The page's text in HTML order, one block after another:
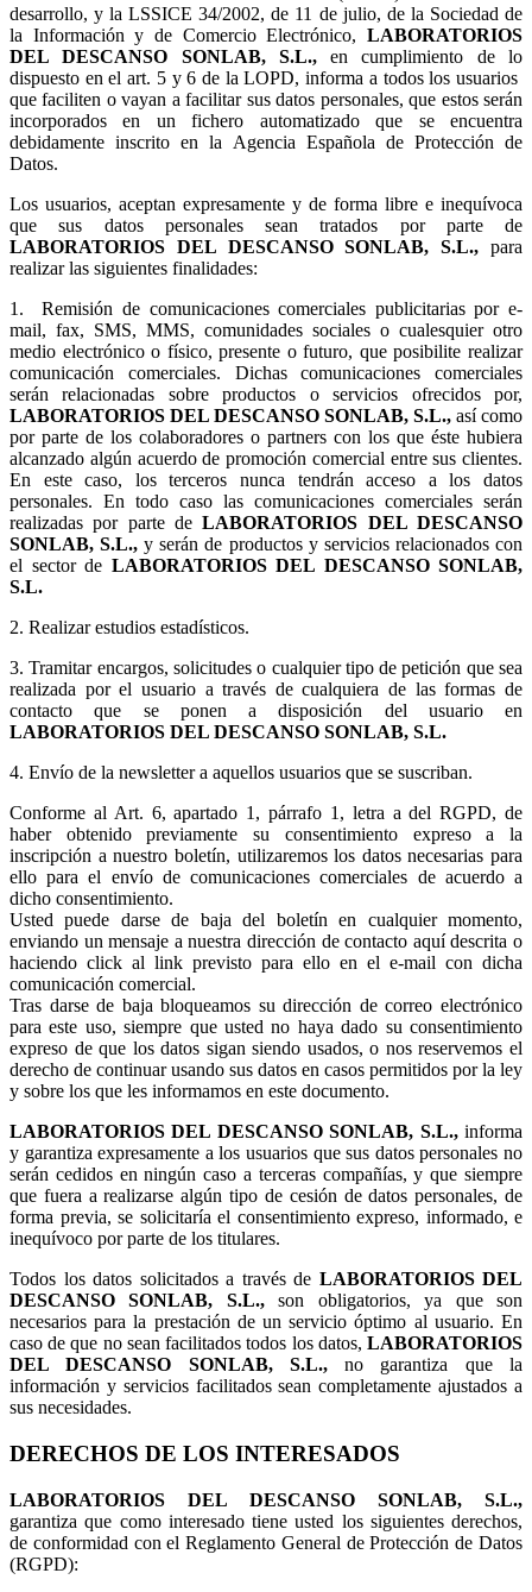
desarrollo, y la LSSICE 34/2002, de 11 de julio, de la Sociedad de
la Información y de Comercio Electrónico, LABORATORIOS
DEL DESCANSO SONLAB, S.L.,en cumplimiento de lo
dispuesto en el art. 5 y 6 de la LOPD, informa a todos los usuarios
que faciliten o vayan a facilitar sus datos personales, que estos serán
incorporados en un fichero automatizado que se encuentra
debidamente inscrito en la Agencia Española de Protección de
Datos.
Los usuarios, aceptan expresamente y de forma libre e inequívoca
que sus datos personales sean tratados por parte de
LABORATORIOS DEL DESCANSO SONLAB, S.L., para
realizar las siguientes finalidades:
1.Remisión de comunicaciones comerciales publicitarias por e-
mail, fax, SMS, MMS, comunidades sociales o cualesquier otro
medio electrónico o físico, presente o futuro, que posibilite realizar
comunicación comerciales. Dichas comunicaciones comerciales
serán relacionadas sobre productos o servicios ofrecidos por,
LABORATORIOS DEL DESCANSO SONLAB, S.L., así como
por parte de los colaboradores o partners con los que éste hubiera
alcanzado algún acuerdo de promoción comercial entre sus clientes.
En este caso, los terceros nunca tendrán acceso a los datos
personales. En todo caso las comunicaciones comerciales serán
realizadas por parte deLABORATORIOS DEL DESCANSO
SONLAB, S.L., y serán de productos y servicios relacionados con
el sector de LABORATORIOS DEL DESCANSO SONLAB,
S.L.
2. Realizar estudios estadísticos.
3.Tramitar encargos, solicitudes o cualquier tipo de petición que sea
realizada por el usuario a través de cualquiera de las formas de
contacto que se ponen a disposición del usuario en
LABORATORIOS DEL DESCANSO SONLAB, S.L.
4. Envío de la newsletter a aquellos usuarios que se suscriban.
Conforme al Art. 6, apartado 1, párrafo 1, letra a del RGPD, de
haber obtenido previamente su consentimiento expreso a la
inscripción a nuestro boletín, utilizaremos los datos necesarias para
ello para el envío de comunicaciones comerciales de acuerdo a
dicho consentimiento.
Usted puede darse de baja del boletín en cualquier momento,
enviando un mensaje a nuestra dirección de contacto aquí descrita o
haciendo click al link previsto para ello en el e-mail con dicha
comunicación comercial.
Tras darse de baja bloqueamos su dirección de correo electrónico
para este uso, siempre que usted no haya dado su consentimiento
expreso de que los datos sigan siendo usados, o nos reservemos el
derecho de continuar usando sus datos en casos permitidos por la ley
y sobre los que les informamos en este documento.
LABORATORIOS DEL DESCANSO SONLAB, S.L.,informa
y garantiza expresamente a los usuarios que sus datos personales no
serán cedidos en ningún caso a terceras compañías, y que siempre
que fuera a realizarse algún tipo de cesión de datos personales, de
forma previa, se solicitaría el consentimiento expreso, informado, e
inequívoco por parte de los titulares.
Todos los datos solicitados a través de LABORATORIOS DEL
DESCANSO SONLAB, S.L.,son obligatorios, ya que son
necesarios para la prestación de un servicio óptimo al usuario. En
caso de que no sean facilitados todos los datos, LABORATORIOS
DEL DESCANSO SONLAB, S.L.,no garantiza que la
información y servicios facilitados sean completamente ajustados a
sus necesidades.
DERECHOS DE LOS INTERESADOS
LABORATORIOS DEL DESCANSO SONLAB, S.L.,
garantiza que como interesado tiene usted los siguientes derechos,
de conformidad con el Reglamento General de Protección de Datos
(RGPD):